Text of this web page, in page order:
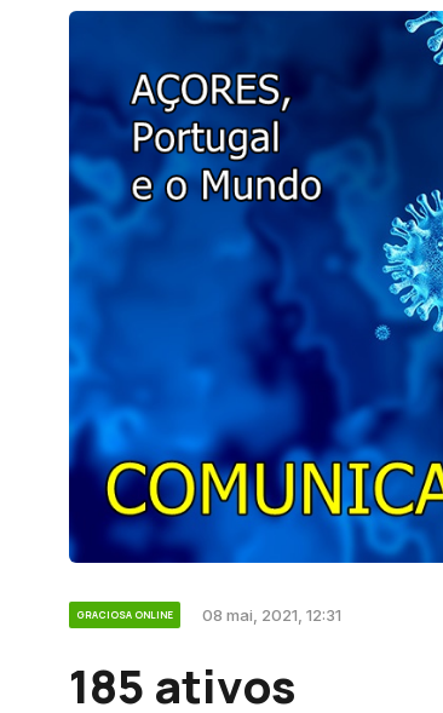
GRACIOSA ONLINE 08 mai, 2021, 12:31
185 ativos